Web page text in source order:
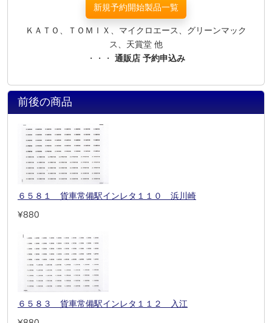
新規予約開始製品一覧
ＫＡＴＯ、ＴＯＭＩＸ、マイクロエース、グリーンマック
ス、天賞堂 他
・・・ 通販店 予約申込み
前後の商品
６５８１ 貨車常備駅インレタ１１０ 浜川崎
¥880
６５８３ 貨車常備駅インレタ１１２ 入江